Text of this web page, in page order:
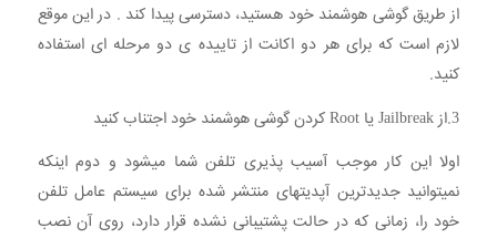
از طریق گوشی هوشمند خود هستید، دسترسی پیدا کند . در این موقع
لازم است که برای هر دو اکانت از تاییده ی دو مرحله ای استفاده
کنید.
3.از Jailbreak یا Root کردن گوشی هوشمند خود اجتناب کنید
اولا این کار موجب آسیب پذیری تلفن شما میشود و دوم اینکه
نمیتوانید جدیدترین آپدیتهای منتشر شده برای سیستم عامل تلفن
خود را، زمانی که در حالت پشتیبانی نشده قرار دارد، روی آن نصب